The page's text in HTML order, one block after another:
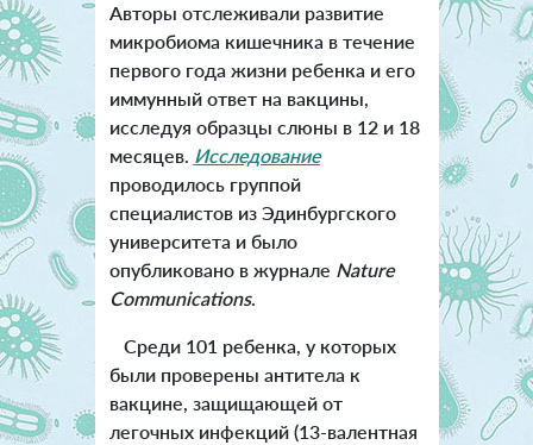
Авторы отслеживали развитие
микробиома кишечника в течение
первого года жизни ребенка и его
иммунный ответ на вакцины,
исследуя образцы слюны в 12 и 18
месяцев. Исследование
проводилось группой
специалистов из Эдинбургского
университета и было
опубликовано в журнале Nature
Communications.
Среди 101 ребенка, у которых
были проверены антитела к
вакцине, защищающей от
легочных инфекций (13-валентная